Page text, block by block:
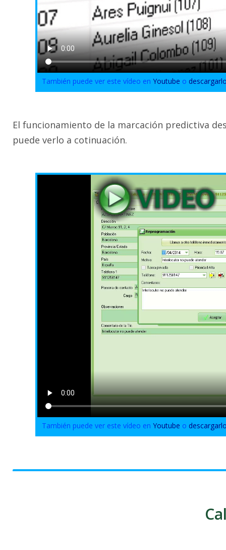
También puede ver este vídeo enYoutube o
El funcionamiento de la marcación predictiva
puede verlo a cotinuación.
También puede ver este vídeo enYoutube o